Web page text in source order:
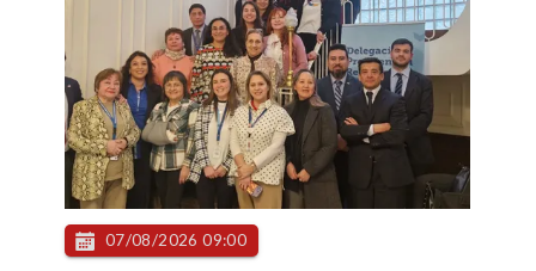
07/08/2026 09:00